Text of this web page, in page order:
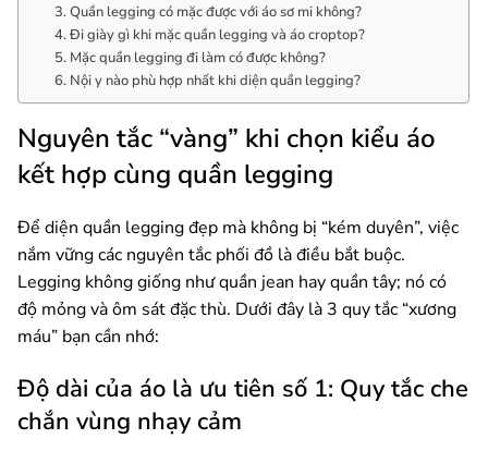
3. Quần legging có mặc được với áo sơ mi không?
4. Đi giày gì khi mặc quần legging và áo croptop?
5. Mặc quần legging đi làm có được không?
6. Nội y nào phù hợp nhất khi diện quần legging?
Nguyên tắc “vàng” khi chọn kiểu áo
kết hợp cùng quần legging
Để diện quần legging đẹp mà không bị “kém duyên”, việc
nắm vững các nguyên tắc phối đồ là điều bắt buộc.
Legging không giống như quần jean hay quần tây; nó có
độ mỏng và ôm sát đặc thù. Dưới đây là 3 quy tắc “xương
máu” bạn cần nhớ:
Độ dài của áo là ưu tiên số 1: Quy tắc che
chắn vùng nhạy cảm